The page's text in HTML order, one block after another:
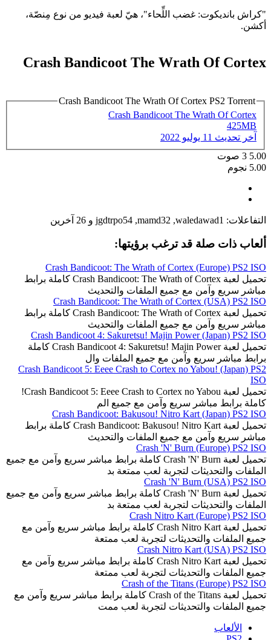
"كراش بانديكوت: غضب اللِّحاء"، هيّ لعبة فيديو من نوع مِنصّة،
أكشن.
Crash Bandicoot The Wrath Of Cortex
Crash Bandicoot The Wrath Of Cortex PS2 Torrent
Crash Bandicoot The Wrath Of Cortex
425MB
آخر تحديث 11 يوليو 2022
5.00
3 صوت
5.00 نجوم
التفاعلات: waledawad1
,
mamd32
,
jgdtrpo54 و 26 آخرين
ألعاب ذات صلة قد ترغب برؤيتها:
Crash Bandicoot: The Wrath of Cortex (Europe) PS2 ISO
تحميل لعبة Crash Bandicoot: The Wrath of Cortex كاملة برابط
مباشر سريع وآمن مع جميع الملفات والتحديث
Crash Bandicoot: The Wrath of Cortex (USA) PS2 ISO
تحميل لعبة Crash Bandicoot: The Wrath of Cortex كاملة برابط
مباشر سريع وآمن مع جميع الملفات والتحديث
Crash Bandicoot 4: Sakuretsu! Majin Power (Japan) PS2 ISO
تحميل لعبة Crash Bandicoot 4: Sakuretsu! Majin Power كاملة
برابط مباشر سريع وآمن مع جميع الملفات وال
Crash Bandicoot 5: Eeee Crash to Cortex no Yabou! (Japan) PS2
ISO
تحميل لعبة Crash Bandicoot 5: Eeee Crash to Cortex no Yabou!
كاملة برابط مباشر سريع وآمن مع جميع الم
Crash Bandicoot: Bakusou! Nitro Kart (Japan) PS2 ISO
تحميل لعبة Crash Bandicoot: Bakusou! Nitro Kart كاملة برابط
مباشر سريع وآمن مع جميع الملفات والتحديث
Crash 'N' Burn (Europe) PS2 ISO
تحميل لعبة Crash 'N' Burn كاملة برابط مباشر سريع وآمن مع جميع
الملفات والتحديثات لتجربة لعب ممتعة بد
Crash 'N' Burn (USA) PS2 ISO
تحميل لعبة Crash 'N' Burn كاملة برابط مباشر سريع وآمن مع جميع
الملفات والتحديثات لتجربة لعب ممتعة بد
Crash Nitro Kart (Europe) PS2 ISO
تحميل لعبة Crash Nitro Kart كاملة برابط مباشر سريع وآمن مع
جميع الملفات والتحديثات لتجربة لعب ممتعة
Crash Nitro Kart (USA) PS2 ISO
تحميل لعبة Crash Nitro Kart كاملة برابط مباشر سريع وآمن مع
جميع الملفات والتحديثات لتجربة لعب ممتعة
Crash of the Titans (Europe) PS2 ISO
تحميل لعبة Crash of the Titans كاملة برابط مباشر سريع وآمن مع
جميع الملفات والتحديثات لتجربة لعب ممت
الألعاب